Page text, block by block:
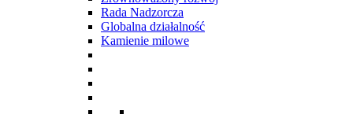
Rada Nadzorcza
Globalna działalność
Kamienie milowe